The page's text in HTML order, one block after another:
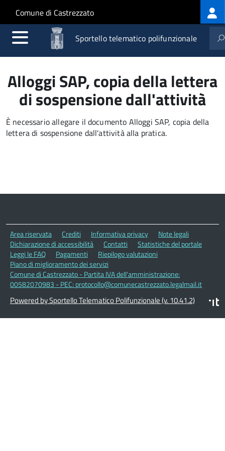
Salta al contenuto principale
Skip to site navigation
Comune di Castrezzato
Sportello telematico polifunzionale
Alloggi SAP, copia della lettera
di sospensione dall'attività
È necessario allegare il documento Alloggi SAP, copia della
lettera di sospensione dall'attività alla pratica.
Area riservata Crediti Informativa privacy
Note legali
Dichiarazione di accessibilità
Contatti
Statistiche del portale
Leggi le FAQ
Pagamenti
Riepilogo valutazioni
Piano di miglioramento dei servizi
Comune di Castrezzato - Partita IVA dell'amministrazione:
00582070983 - PEC: protocollo@comunecastrezzato.legalmail.it
Powered by Sportello Telematico Polifunzionale (v. 10.41.2)